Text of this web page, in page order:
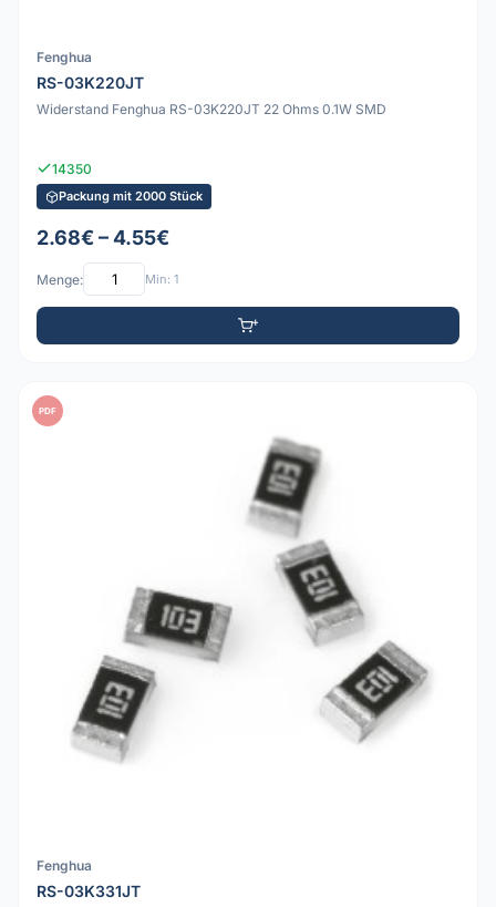
Fenghua
RS-03K220JT
Widerstand Fenghua RS-03K220JT 22 Ohms 0.1W SMD
14350
Packung mit 2000 Stück
2.68€ – 4.55€
Menge: Min: 1
PDF
Fenghua
RS-03K331JT